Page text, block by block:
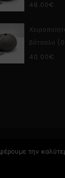
48.00€
βότσαλο
40.00€
την